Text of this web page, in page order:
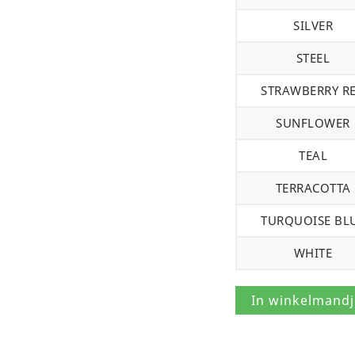
SILVER
STEEL
STRAWBERRY
SUNFLOWER
TEAL
TERRACOTTA
TURQUOISE
WHITE